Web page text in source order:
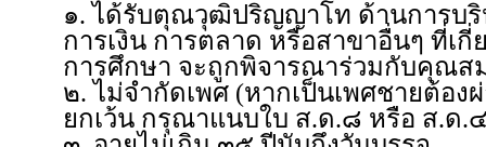
๑. ได้รับตุณวุฒิปริญญาโท ด้านการบริ
การเงิน การตลาด หรือสาขาอื่นๆ ที่
การศึกษา จะถูกพิจารณาร่วมกับคุณส
๒. ไม่จำกัดเพศ (หากเป็นเพศชายต้อ
ยกเว้น กรุณาแนบใบ ส.ด.๘ หรือ ส.ด.